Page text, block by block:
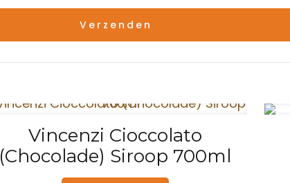
Vincenzi Cioccolato
(Chocolade) Siroop 700ml